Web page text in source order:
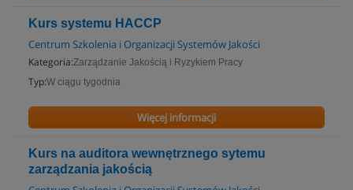
Kurs systemu HACCP
Centrum Szkolenia i Organizacji Systemów Jakości
Kategoria:Zarządzanie Jakością i Ryzykiem Pracy
Typ:W ciągu tygodnia
Więcej informacji
Kurs na auditora wewnętrznego sytemu
zarządzania jakością